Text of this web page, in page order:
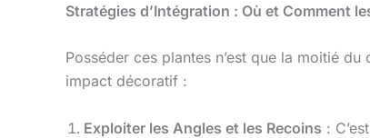
Stratégies d’Intégration : Où et Comment
Posséder ces plantes n’est que la moitié
impact décoratif :
Exploiter les Angles et les Recoins :